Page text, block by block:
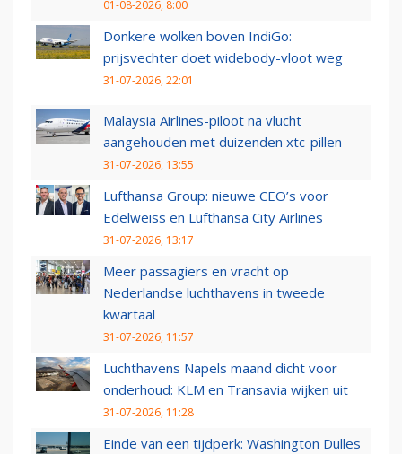
01-08-2026, 8:00
Donkere wolken boven IndiGo:
prijsvechter doet widebody-vloot weg
31-07-2026, 22:01
Malaysia Airlines-piloot na vlucht
aangehouden met duizenden xtc-pillen
31-07-2026, 13:55
Lufthansa Group: nieuwe CEO’s voor
Edelweiss en Lufthansa City Airlines
31-07-2026, 13:17
Meer passagiers en vracht op
Nederlandse luchthavens in tweede
kwartaal
31-07-2026, 11:57
Luchthavens Napels maand dicht voor
onderhoud: KLM en Transavia wijken uit
31-07-2026, 11:28
Einde van een tijdperk: Washington Dulles